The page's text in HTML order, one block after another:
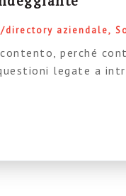
directory aziendale
perché
legate a
vedere, la vera